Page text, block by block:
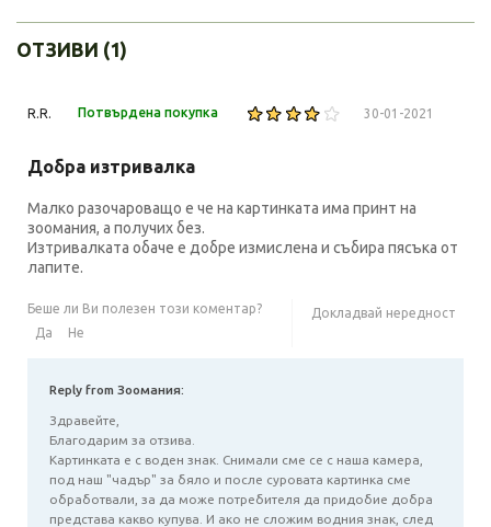
ОТЗИВИ (1)
R.R. Потвърдена покупка 30-01-2021
Добра изтривалка
Малко разочароващо е че на картинката има принт на
зоомания, а получих без.
Изтривалката обаче е добре измислена и събира пясъка от
лапите.
Беше ли Ви полезен този коментар?
Да
Не
Докладвай нередност
Reply from Зоомания:
Здравейте,
Благодарим за отзива.
Картинката е с воден знак. Снимали сме се с наша камера,
под наш "чадър" за бяло и после суровата картинка сме
обработвали, за да може потребителя да придобие добра
представа какво купува. И ако не сложим водния знак, след